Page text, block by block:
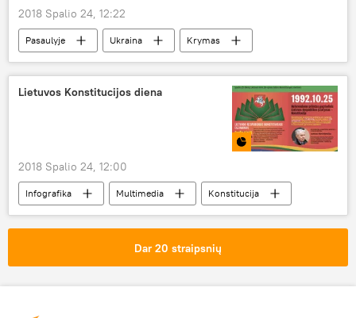
2018 Spalio 24, 12:22
Pasaulyje Ukraina
Krymas
Ukrainos Aukščiausioji Rada
Lietuvos Konstitucijos diena
2018 Spalio 24, 12:00
Infografika Multimedia
Konstitucija
Konstitucijos diena
Lietuva
Dar 20 straipsnių